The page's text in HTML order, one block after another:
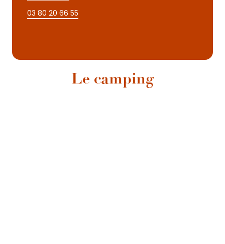
03 80 20 66 55
Le camping